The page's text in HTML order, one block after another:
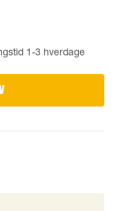
1-3 hverdage